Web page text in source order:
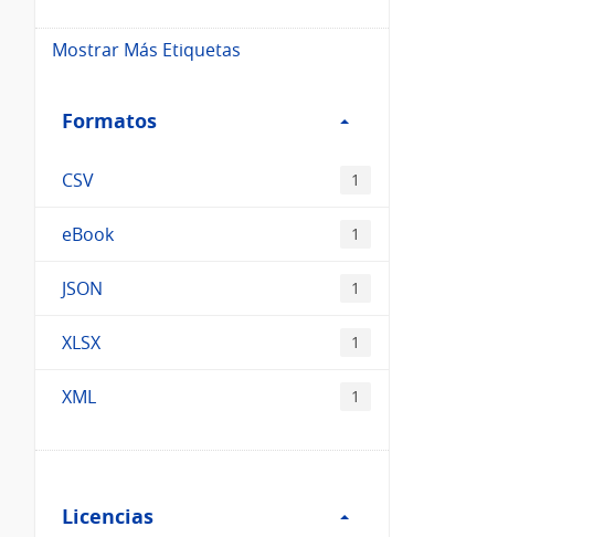
Mostrar Más Etiquetas
Formatos
Formatos
CSV 1
eBook 1
JSON 1
XLSX 1
XML 1
Licencias
Licencias